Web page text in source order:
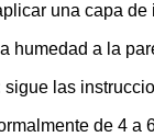
una capa de
humedad a la
sigue las
de 4 a